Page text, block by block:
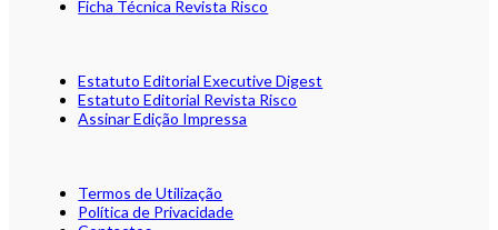
Ficha Técnica Revista Risco
Estatuto Editorial Executive Digest
Estatuto Editorial Revista Risco
Assinar Edição Impressa
Termos de Utilização
Política de Privacidade